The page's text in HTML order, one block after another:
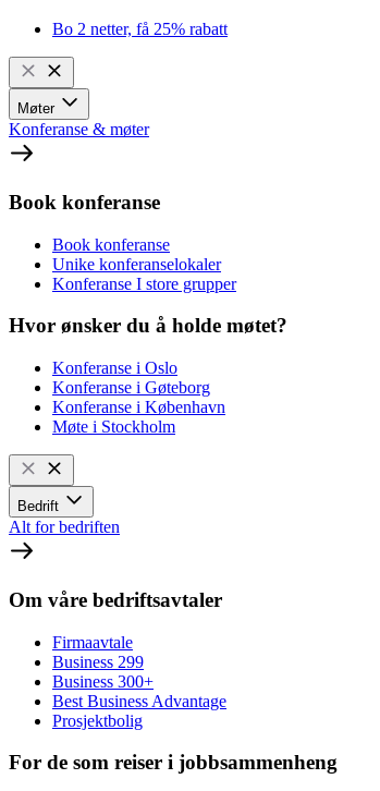
Bo 2 netter, få 25% rabatt
Møter
Konferanse & møter
Book konferanse
Book konferanse
Unike konferanselokaler
Konferanse I store grupper
Hvor ønsker du å holde møtet?
Konferanse i Oslo
Konferanse i Gøteborg
Konferanse i København
Møte i Stockholm
Bedrift
Alt for bedriften
Om våre bedriftsavtaler
Firmaavtale
Business 299
Business 300+
Best Business Advantage
Prosjektbolig
For de som reiser i jobbsammenheng